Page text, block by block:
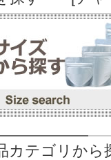
カテゴリから